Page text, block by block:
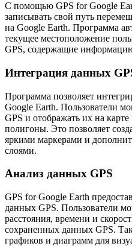
С помощью GPS for Google
записывать свой путь
на Google Earth. Программа
текущее местоположение
GPS, содержащие
Интеграция данных
Программа позволяет
Google Earth. Пользователи
GPS и отображать их на
полигоны. Это позволяет
яркими маркерами и
слоями.
Анализ данных GPS
GPS for Google Earth
данных GPS. Пользователи
расстояния, времени и
сохраненных данных GPS.
графиков и диаграмм для